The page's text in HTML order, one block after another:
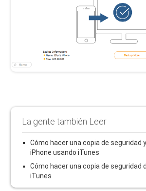
La gente también Leer
Cómo hacer una copia de seguridad
iPhone usando iTunes
Cómo hacer una copia de seguridad
iTunes